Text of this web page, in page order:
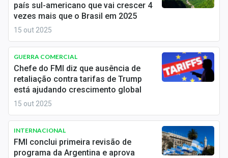
Empresas
Brasil
Política
Money Trader
Especiais
Internacional
país sul-americano que vai crescer 4
vezes mais que o Brasil em 2025
15 out 2025
GUERRA COMERCIAL
Chefe do FMI diz que ausência de
retaliação contra tarifas de Trump
está ajudando crescimento global
15 out 2025
INTERNACIONAL
FMI conclui primeira revisão de
programa da Argentina e aprova